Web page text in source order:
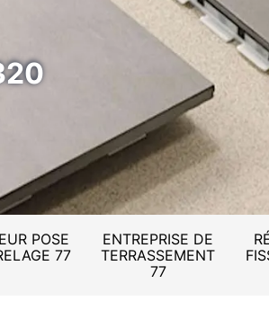
POSE
77
ENTREPRISE DE
TERRASSEMENT
77